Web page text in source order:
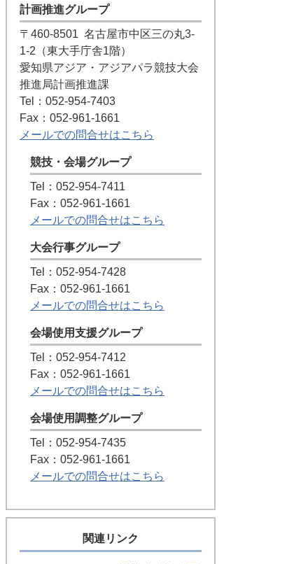
計画推進グループ
〒460-8501 名古屋市中区三の丸3-
1-2（東大手庁舎1階）
愛知県アジア・アジアパラ競技大会
推進局計画推進課
Tel：052-954-7403
Fax：052-961-1661
メールでの問合せはこちら
競技・会場グループ
Tel：052-954-7411
Fax：052-961-1661
メールでの問合せはこちら
大会行事グループ
Tel：052-954-7428
Fax：052-961-1661
メールでの問合せはこちら
会場使用支援グループ
Tel：052-954-7412
Fax：052-961-1661
メールでの問合せはこちら
会場使用調整グループ
Tel：052-954-7435
Fax：052-961-1661
メールでの問合せはこちら
関連リンク